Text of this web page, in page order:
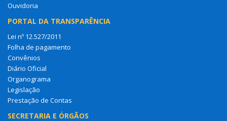
Ouvidoria
PORTAL DA TRANSPARÊNCIA
Lei nº 12.527/2011
Folha de pagamento
Convênios
Diário Oficial
Organograma
Legislação
Prestação de Contas
SECRETARIA E ÓRGÃOS